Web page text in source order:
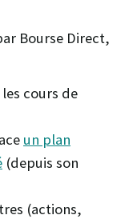
Bourse Direct,
cours de
un plan
(depuis son
(actions,